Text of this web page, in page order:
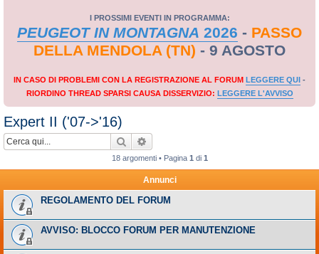
I PROSSIMI EVENTI IN PROGRAMMA:
PEUGEOT IN MONTAGNA 2026 - PASSO
DELLA MENDOLA (TN) - 9 AGOSTO
IN CASO DI PROBLEMI CON LA REGISTRAZIONE AL FORUM LEGGERE QUI -
RIORDINO THREAD SPARSI CAUSA DISSERVIZIO: LEGGERE L'AVVISO
Expert II ('07->'16)
Cerca
18 argomenti • Pagina 1 di 1
Annunci
REGOLAMENTO DEL FORUM
AVVISO: BLOCCO FORUM PER MANUTENZIONE